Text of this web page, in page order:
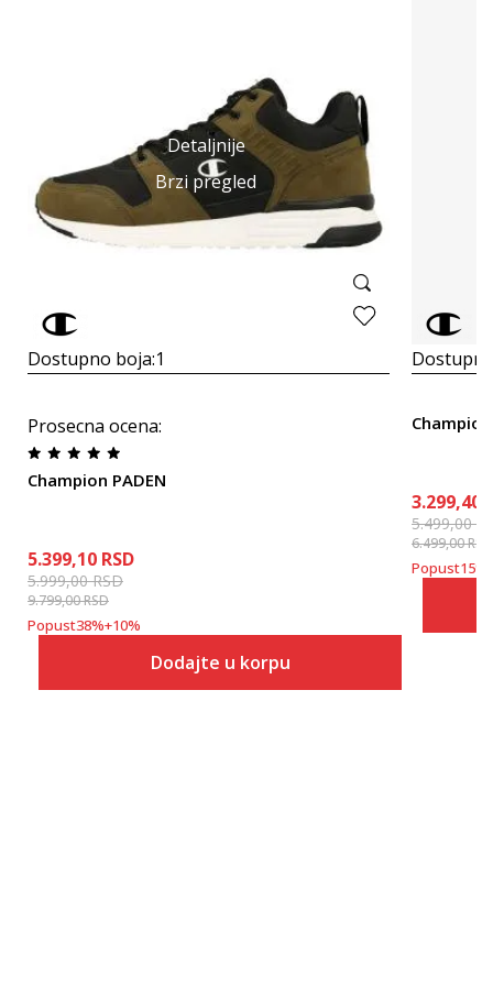
Detaljnije
Brzi pregled
Dostupno boja:1
Prosecna ocena:
Champion PADEN
5.399,10 RSD
5.999,00RSD
9.799,00RSD
Popust38%+10%
Dodajte u korpu
3.299,40
5.499,00
6.499,00RSD
Popust15%